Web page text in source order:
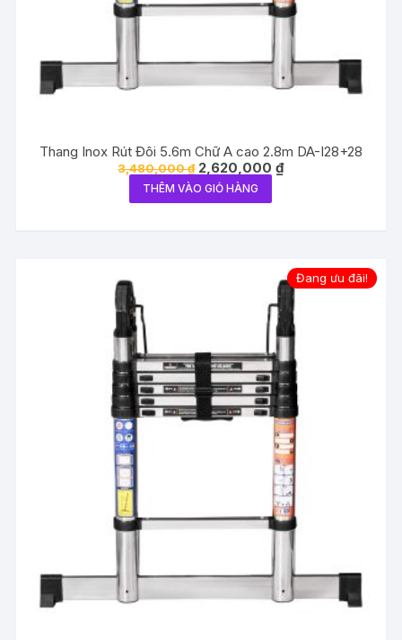
Thang Inox Rút Đôi 5.6m Chữ A cao 2.8m DA-I28+28
3,480,000₫ Giá
gốc
là:
3,480,000 ₫.
2,620,000₫Giá
hiện
THÊM VÀO GIỎ HÀNG
Đang ưu đãi!